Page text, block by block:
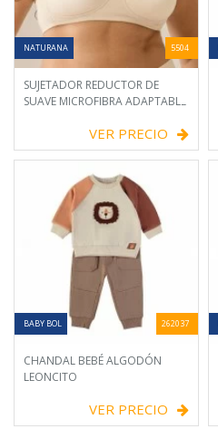
NATURANA 5504
SUJETADOR REDUCTOR DE
SUAVE MICROFIBRA ADAPTABLE
VER PRECIO
BABY BOL 262037
CHANDAL BEBÉ ALGODÓN
LEONCITO
VER PRECIO